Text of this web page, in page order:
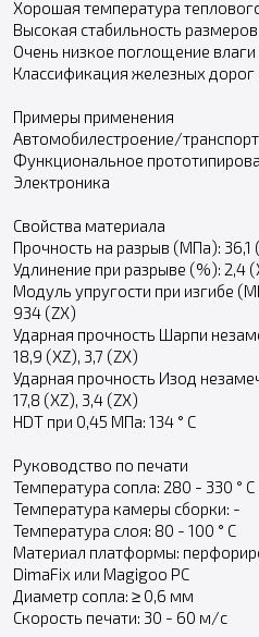
Хорошая температура
Высокая стабильность размеров
Очень низкое поглощение влаги
Классификация железных дорог
Примеры применения
Автомобилестроение/транспорт
Функциональное
Электроника
Свойства материала
Прочность на разрыв (МПа): 36,1
Удлинение при разрыве (%): 2,4
Модуль упругости при изгибе
934 (ZX)
Ударная прочность Шарпи
18,9 (XZ), 3,7 (ZX)
Ударная прочность Изод
17,8 (XZ), 3,4 (ZX)
HDT при 0,45 МПа: 134 ° C
Руководство по печати
Температура сопла: 280 - 330 ° C
Температура камеры сборки: -
Температура слоя: 80 - 100 ° C
Материал платформы:
DimaFix или Magigoo PC
Диаметр сопла: ≥ 0,6 мм
Скорость печати: 30 - 60 м/с